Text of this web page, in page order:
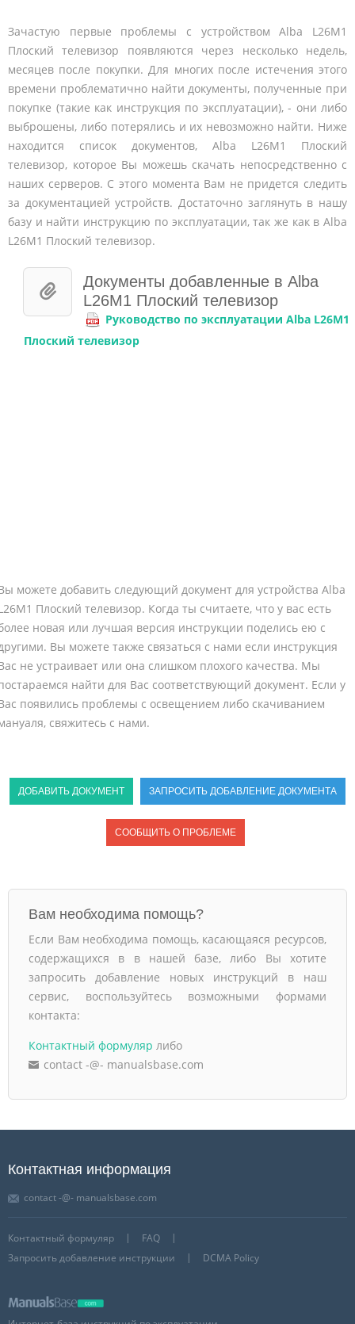
Зачастую первые проблемы с устройством Alba L26M1
Плоский телевизор появляются через несколько недель,
месяцев после покупки. Для многих после истечения этого
времени проблематично найти документы, полученные при
покупке (такие как инструкция по эксплуатации), - они либо
выброшены, либо потерялись и их невозможно найти. Ниже
находится список документов, Alba L26M1 Плоский
телевизор, которое Вы можешь скачать непосредственно с
наших серверов. С этого момента Вам не придется следить
за документацией устройств. Достаточно заглянуть в нашу
базу и найти инструкцию по эксплуатации, так же как в Alba
L26M1 Плоский телевизор.
Документы добавленные в Alba
L26M1 Плоский телевизор
Руководство по эксплуатации Alba L26M1
Плоский телевизор
можете добавить следующий документ для устройства Alba
Плоский телевизор. Когда ты считаете, что у вас есть
новая или лучшая версия инструкции поделись ею с
Вы можете также связаться с нами если инструкция
не устраивает или она слишком плохого качества. Мы
найти для Вас соответствующий документ. Если у
появились проблемы с освещением либо скачиванием
свяжитесь с нами.
ДОБАВИТЬ ДОКУМЕНТ ЗАПРОСИТЬ ДОБАВЛЕНИЕ ДОКУМЕНТА
СООБЩИТЬ О ПРОБЛЕМЕ
Вам необходима помощь?
Если Вам необходима помощь, касающаяся ресурсов,
содержащихся в в нашей базе, либо Вы хотите
запросить добавление новых инструкций в наш
сервис, воспользуйтесь возможными формами
контакта:
Контактный формуляр либо
contact -@- manualsbase.com
Контактная информация
contact -@- manualsbase.com
Контактный формуляр
FAQ
Запросить добавление инструкции
DCMA Policy